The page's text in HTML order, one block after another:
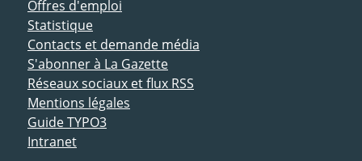
Offres d'emploi
Statistique
Contacts et demande média
S'abonner à La Gazette
Réseaux sociaux et flux RSS
Mentions légales
Guide TYPO3
Intranet